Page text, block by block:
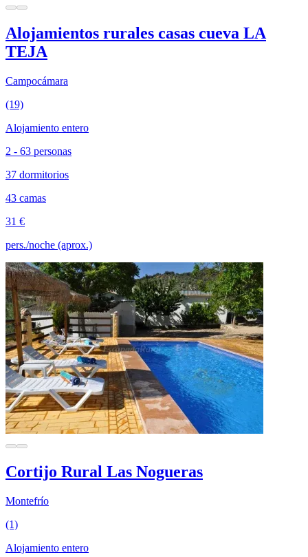
Alojamientos rurales casas cueva LA
TEJA
Campocámara
(19)
Alojamiento entero
2 - 63 personas
37 dormitorios
43 camas
31 €
pers./noche (aprox.)
Cortijo Rural Las Nogueras
Montefrío
(1)
Alojamiento entero